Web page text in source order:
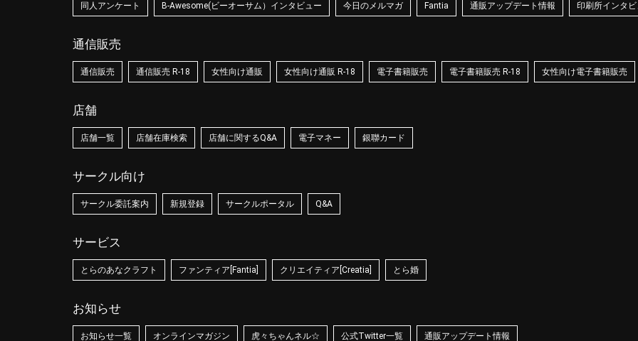
同人アンケート B-Awesome(ビーオーサム）インタビュー 今日のメルマガ Fantia 通販アップデート情報 印刷所インタ
通信販売
通信販売 通信販売 R-18 女性向け通販 女性向け通販 R-18 電子書籍販売 電子書籍販売 R-18 女性向け電子書籍販売
店舗
店舗一覧 店舗在庫検索 店舗に関するQ&A 電子マネー 銀聯カード
サークル向け
サークル委託案内 新規登録 サークルポータル Q&A
サービス
とらのあなクラフト ファンティア[Fantia] クリエイティア[Creatia] とら婚
お知らせ
お知らせ一覧 オンラインマガジン 虎々ちゃんネル☆ 公式Twitter一覧 通販アップデート情報